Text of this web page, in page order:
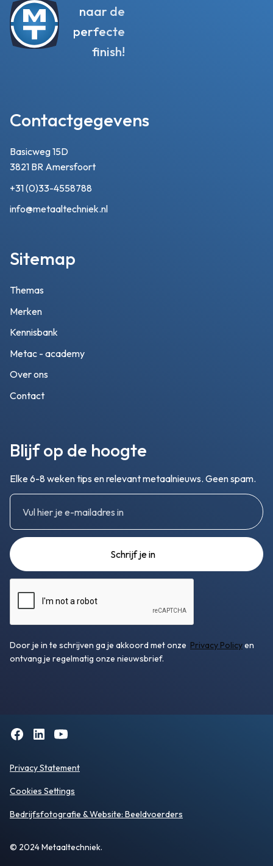
naar de
perfecte
finish!
Contactgegevens
Basicweg 15D
3821 BR Amersfoort
+31 (0)33-4558788
info@metaaltechniek.nl
Sitemap
Themas
Merken
Kennisbank
Metac - academy
Over ons
Contact
Blijf op de hoogte
Elke 6-8 weken tips en relevant metaalnieuws. Geen spam.
Door je in te schrijven ga je akkoord met onze Privacy Policyen
ontvang je regelmatig onze nieuwsbrief.
© 2024 Metaaltechniek.
Privacy Statement
Cookies Settings
Bedrijfsfotografie & Website: Beeldvoerders